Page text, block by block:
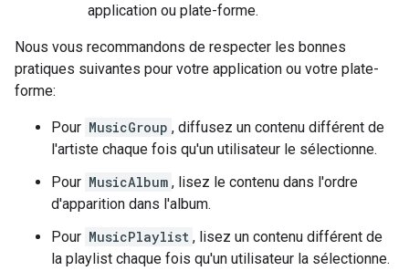
application ou plate-forme.
Nous vous recommandons de respecter les bonnes
pratiques suivantes pour votre application ou votre plate-
forme:
Pour MusicGroup , diffusez un contenu différent de
l'artiste chaque fois qu'un utilisateur le sélectionne.
Pour MusicAlbum , lisez le contenu dans l'ordre
d'apparition dans l'album.
Pour MusicPlaylist , lisez un contenu différent de
la playlist chaque fois qu'un utilisateur la sélectionne.